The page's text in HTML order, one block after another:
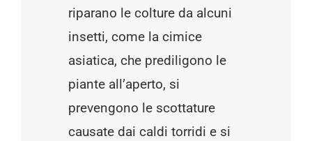
riparano le colture da alcuni
insetti, come la cimice
asiatica, che prediligono le
piante all’aperto, si
prevengono le scottature
causate dai caldi torridi e si